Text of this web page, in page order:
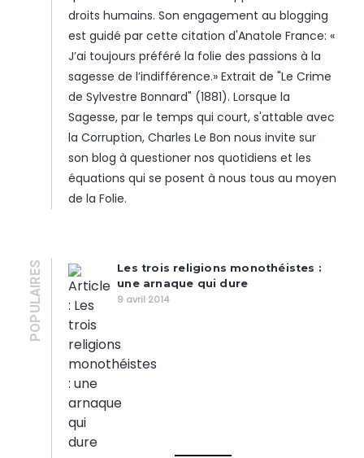
droits humains. Son engagement au blogging
est guidé par cette citation d'Anatole France: «
J’ai toujours préféré la folie des passions à la
sagesse de l’indifférence.» Extrait de "Le Crime
de Sylvestre Bonnard" (1881). Lorsque la
Sagesse, par le temps qui court, s'attable avec
la Corruption, Charles Le Bon nous invite sur
son blog à questioner nos quotidiens et les
équations qui se posent à nous tous au moyen
de la Folie.
POPULAIRES
Les trois religions monothéistes :
une arnaque qui dure
9 avril 2014